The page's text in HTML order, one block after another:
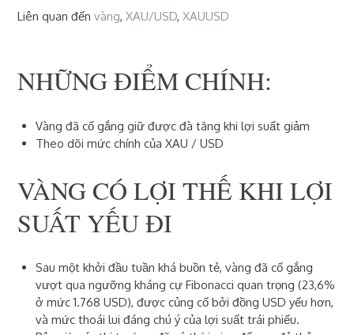
Liên quan đếnvàng,XAU/USD,XAUUSD
NHỮNG ĐIỂM CHÍNH:
Vàng đã cố gắng giữ được đà tăng khi lợi suất giảm
Theo dõi mức chính của XAU / USD
VÀNG CÓ LỢI THẾ KHI LỢI
SUẤT YẾU ĐI
Sau một khởi đầu tuần khá buồn tẻ, vàng đã cố gắng
vượt qua ngưỡng kháng cự Fibonacci quan trọng (23,6%
ở mức 1.768 USD), được củng cố bởi đồng USD yếu hơn,
và mức thoái lui đáng chú ý của lợi suất trái phiếu.